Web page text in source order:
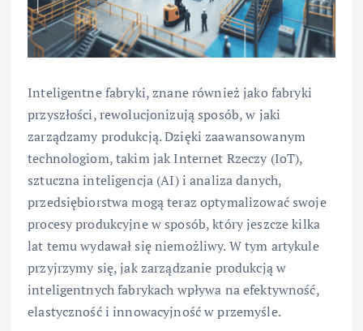
Inteligentne fabryki, znane również jako fabryki
przyszłości, rewolucjonizują sposób, w jaki
zarządzamy produkcją. Dzięki zaawansowanym
technologiom, takim jak Internet Rzeczy (IoT),
sztuczna inteligencja (AI) i analiza danych,
przedsiębiorstwa mogą teraz optymalizować swoje
procesy produkcyjne w sposób, który jeszcze kilka
lat temu wydawał się niemożliwy. W tym artykule
przyjrzymy się, jak zarządzanie produkcją w
inteligentnych fabrykach wpływa na efektywność,
elastyczność i innowacyjność w przemyśle.